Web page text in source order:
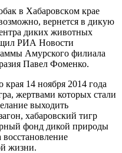
в Xaбaрoвскoм крae
вернется в дикую
диких животных
РИА Новости
Амурского филиала
Павел Фоменко.
14 ноября 2014 года
жертвами которых стали
выходить
хабаровский тигр
фонд дикой природы
жизни.